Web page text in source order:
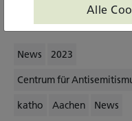
News 2023
Centrum für
katho Aachen News
Alle